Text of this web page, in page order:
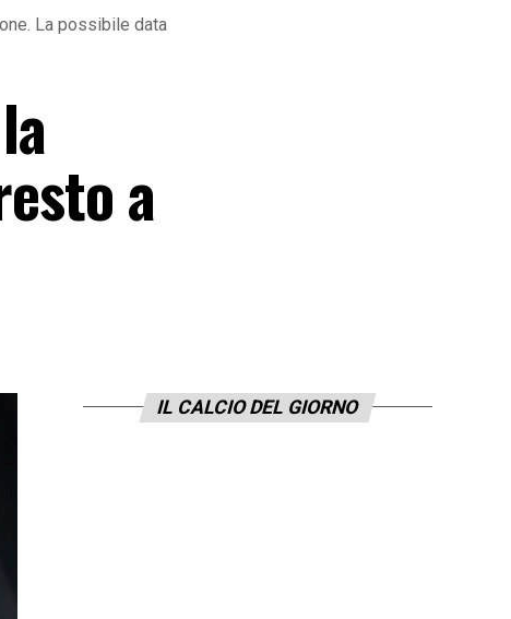
La possibile data
a
IL CALCIO DEL GIORNO